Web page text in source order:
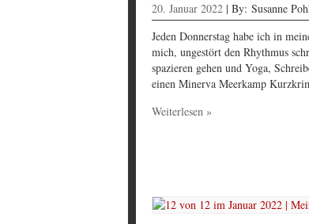
20. Januar 2022 | By: Susanne
Jeden Donnerstag habe ich in
mich, ungestört den Rhythmus
spazieren gehen und Yoga,
einen Minerva Meerkamp
Weiterlesen »